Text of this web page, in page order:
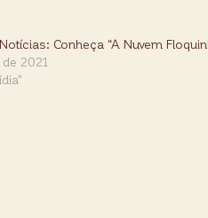
Conheça “A Nuvem
2021